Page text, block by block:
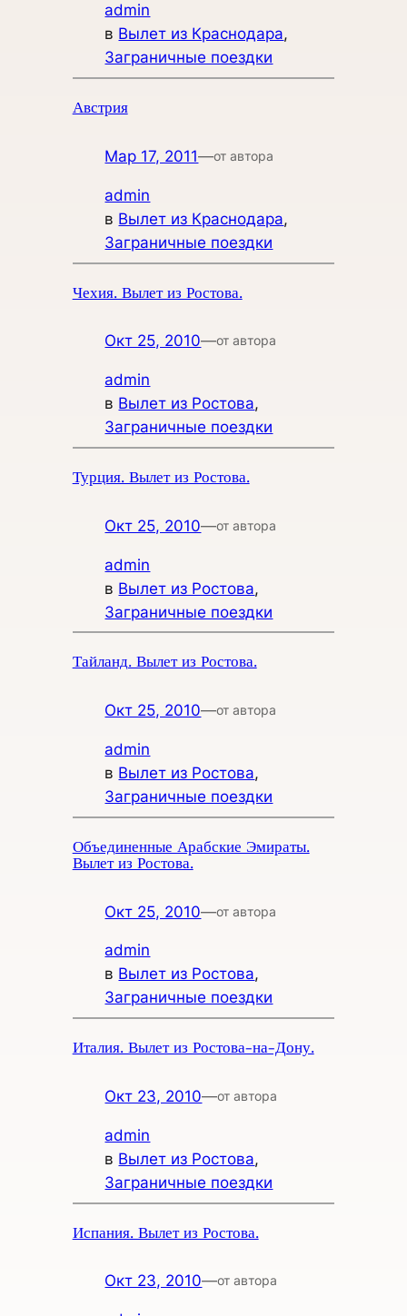
admin
в Вылет из Краснодара
Заграничные поездки
Австрия
Мар 17, 2011—от автора
admin
в Вылет из Краснодара
Заграничные поездки
Чехия. Вылет из Ростова.
Окт 25, 2010—от автора
admin
в Вылет из Ростова
Заграничные поездки
Турция. Вылет из Ростова.
Окт 25, 2010—от автора
admin
в Вылет из Ростова
Заграничные поездки
Тайланд. Вылет из Ростова.
Окт 25, 2010—от автора
admin
в Вылет из Ростова
Заграничные поездки
Объединенные Арабские Эмираты.
Вылет из Ростова.
Окт 25, 2010—от автора
admin
в Вылет из Ростова
Заграничные поездки
Италия. Вылет из Ростова-на-Дону.
Окт 23, 2010—от автора
admin
в Вылет из Ростова
Заграничные поездки
Испания. Вылет из Ростова.
Окт 23, 2010—от автора